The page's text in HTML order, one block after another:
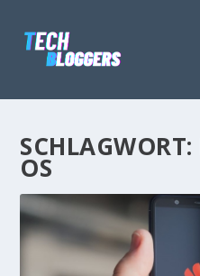
SCHLAGWORT:
OS